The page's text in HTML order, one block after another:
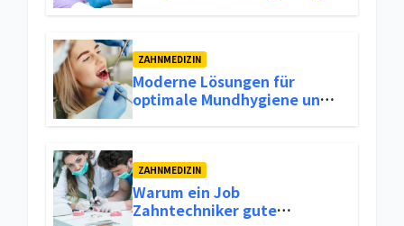
ZAHNMEDIZIN
Moderne Lösungen für
optimale Mundhygiene und
ZAHNMEDIZIN
Warum ein Job
Zahntechniker gute